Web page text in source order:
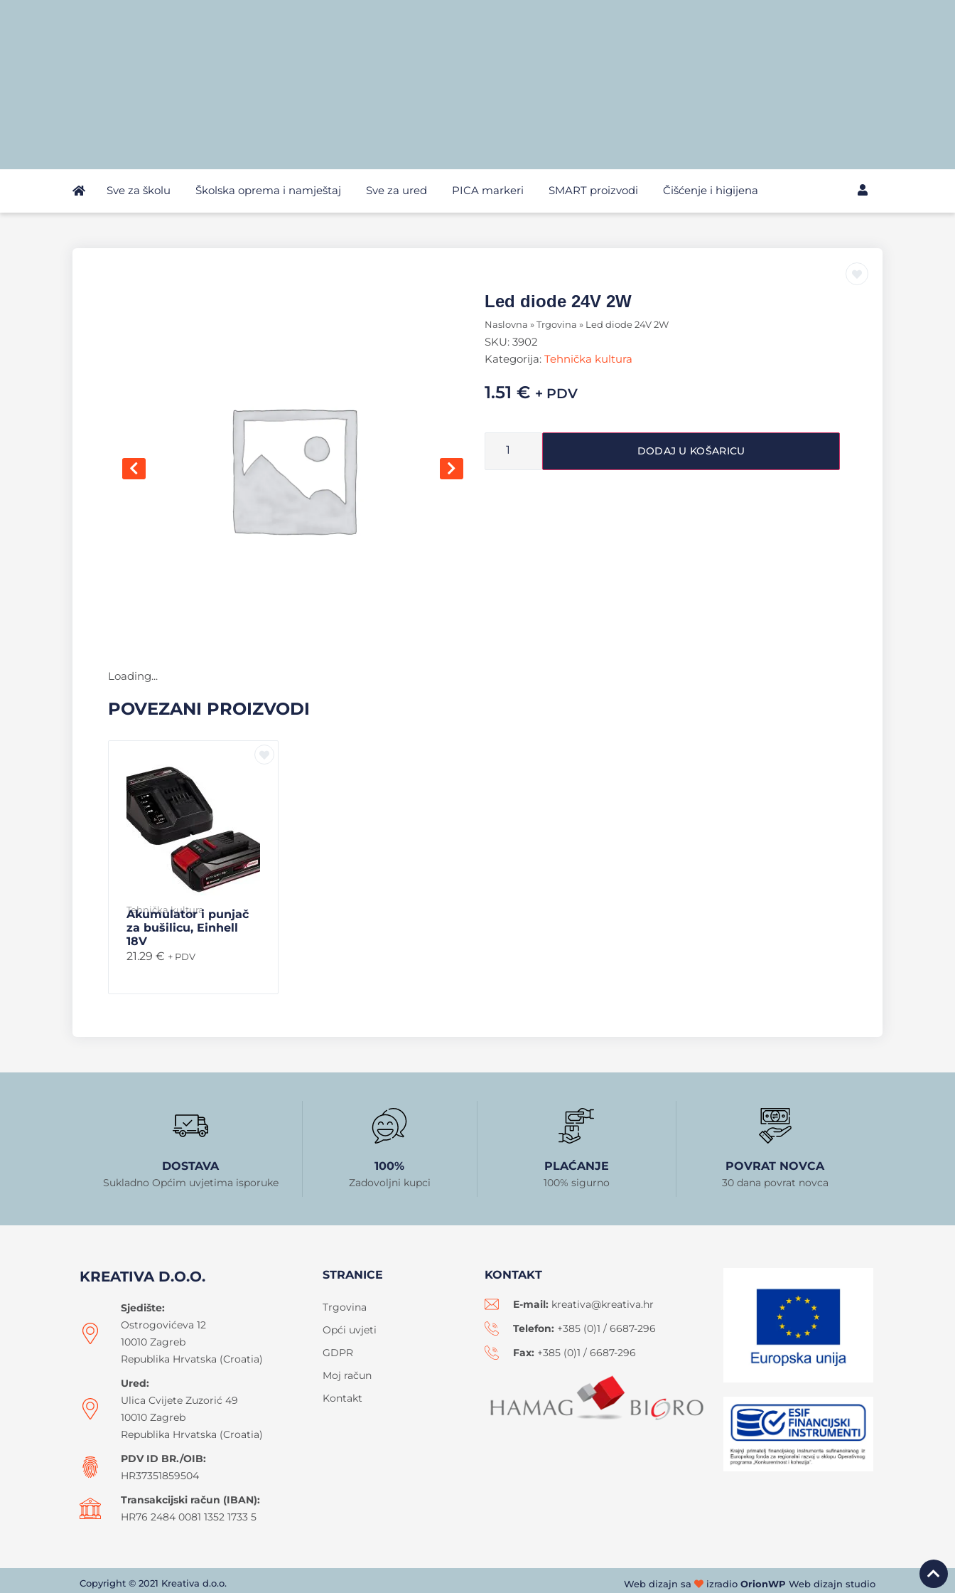
Sve za školu Školska oprema i namještaj Sve za ured PICA markeri SMART proizvodi Čišćenje i higijena
Led diode 24V 2W
Naslovna » Trgovina » Led diode 24V 2W
SKU: 3902
Kategorija: Tehnička kultura
1.51 € + PDV
DODAJ U KOŠARICU
Loading...
POVEZANI PROIZVODI
Tehnička kultura
Akumulator i punjač
za bušilicu, Einhell
18V
21.29 € + PDV
DOSTAVA
Sukladno Općim uvjetima isporuke
100%
Zadovoljni kupci
PLAĆANJE
100% sigurno
POVRAT NOVCA
30 dana povrat novca
KREATIVA D.O.O.
Sjedište:
Ostrogovićeva 12
10010 Zagreb
Republika Hrvatska (Croatia)
Ured:
Ulica Cvijete Zuzorić 49
10010 Zagreb
Republika Hrvatska (Croatia)
PDV ID BR./OIB:
HR37351859504
Transakcijski račun (IBAN):
HR76 2484 0081 1352 1733 5
STRANICE
Trgovina
Opći uvjeti
GDPR
Moj račun
Kontakt
KONTAKT
E-mail: kreativa@kreativa.hr
Telefon: +385 (0)1 / 6687-296
Fax: +385 (0)1 / 6687-296
Copyright © 2021 Kreativa d.o.o. Web dizajn sa izradio OrionWP Web dizajn studio